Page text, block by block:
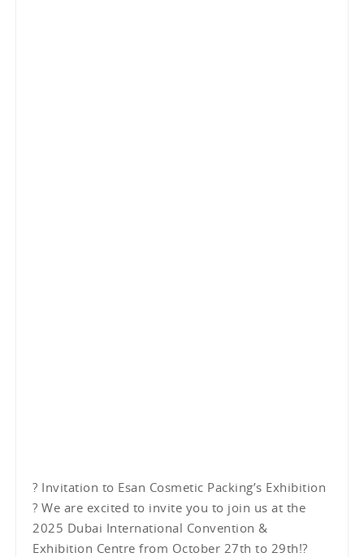
? Invitation to Esan Cosmetic Packing’s Exhibition
? We are excited to invite you to join us at the
2025 Dubai International Convention &
Exhibition Centre from October 27th to 29th!?